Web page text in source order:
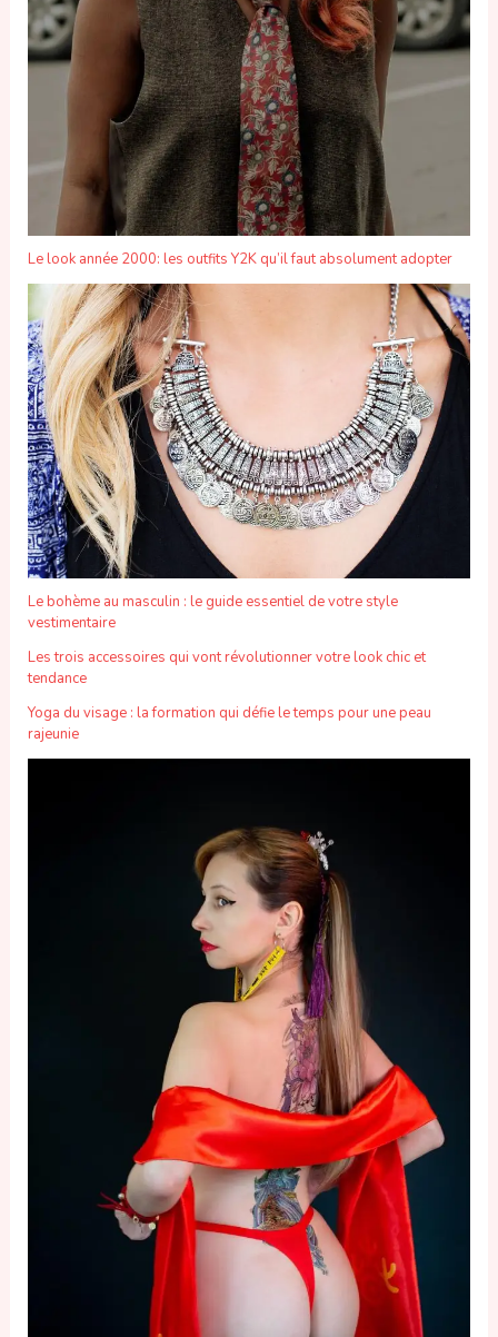
Le look année 2000: les outfits Y2K qu’il faut absolument adopter
Le bohème au masculin : le guide essentiel de votre style
vestimentaire
Les trois accessoires qui vont révolutionner votre look chic et
tendance
Yoga du visage : la formation qui défie le temps pour une peau
rajeunie